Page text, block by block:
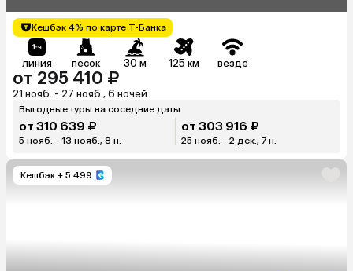
Кешбэк 4% по карте Т-Банка
линия песок 30 м 125 км везде
от 295 410 ₽
21 нояб. - 27 нояб., 6 ночей
Выгодные туры на соседние даты
от 310 639 ₽
5 нояб. - 13 нояб., 8 н.
от 303 916 ₽
25 нояб. - 2 дек., 7 н.
Кешбэк + 5 499